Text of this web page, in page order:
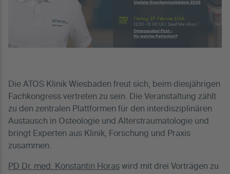
Die ATOS Klinik Wiesbaden freut sich, beim diesjährigen
Fachkongress vertreten zu sein. Die Veranstaltung zählt
zu den zentralen Plattformen für den interdisziplinären
Austausch in Osteologie und Alterstraumatologie und
bringt Experten aus Klinik, Forschung und Praxis
zusammen.
PD Dr. med. Konstantin Horas wird mit drei Vorträgen zu